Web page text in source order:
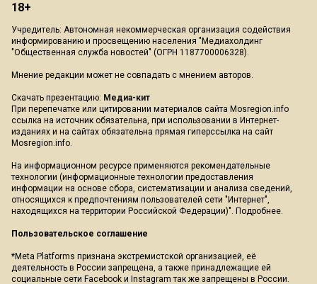
18+
Учредитель: Автономная некоммерческая организация содействия
информированию и просвещению населения "Медиахолдинг
"Общественная служба новостей" (ОГРН 1187700006328).
Мнение редакции может не совпадать с мнением авторов.
Скачать презентацию: Медиа-кит
При перепечатке или цитировании материалов сайта Mosregion.info
ссылка на источник обязательна, при использовании в Интернет-
изданиях и на сайтах обязательна прямая гиперссылка на сайт
Mosregion.info.
На информационном ресурсе применяются рекомендательные
технологии (информационные технологии предоставления
информации на основе сбора, систематизации и анализа сведений,
относящихся к предпочтениям пользователей сети "Интернет",
находящихся на территории Российской Федерации)". Подробнее.
Пользовательское соглашение
*Meta Platforms признана экстремистской организацией, её
деятельность в России запрещена, а также принадлежащие ей
социальные сети Facebook и Instagram так же запрещены в России.